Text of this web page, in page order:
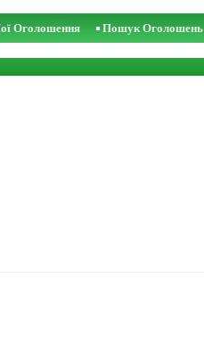
Оголошення Пошук Оголошень